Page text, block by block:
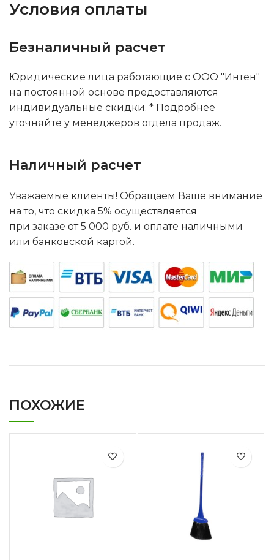
Условия оплаты
Безналичный расчет
Юридические лица работающие с ООО "Интен"
на постоянной основе предоставляются
индивидуальные скидки. * Подробнее
уточняйте у менеджеров отдела продаж.
Наличный расчет
Уважаемые клиенты! Обращаем Ваше внимание
на то, что скидка 5% осуществляется
при заказе от 5 000 руб. и оплате наличными
или банковской картой.
ПОХОЖИЕ